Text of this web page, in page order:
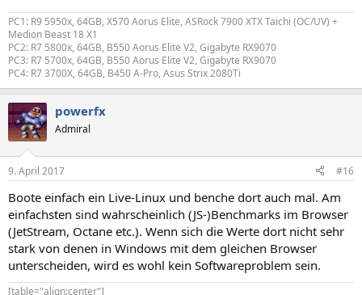
PC1: R9 5950x, 64GB, X570 Aorus Elite, ASRock 7900 XTX Taichi (OC/UV) +
Medion Beast 18 X1
PC2: R7 5800x, 64GB, B550 Aorus Elite V2, Gigabyte RX9070
PC3: R7 5700x, 64GB, B550 Aorus Elite V2, Gigabyte RX9070
PC4: R7 3700X, 64GB, B450 A-Pro, Asus Strix 2080Ti
powerfx
Admiral
9. April 2017 #16
Boote einfach ein Live-Linux und benche dort auch mal. Am
einfachsten sind wahrscheinlich (JS-)Benchmarks im Browser
(JetStream, Octane etc.). Wenn sich die Werte dort nicht sehr
stark von denen in Windows mit dem gleichen Browser
unterscheiden, wird es wohl kein Softwareproblem sein.
[table="align:center"]